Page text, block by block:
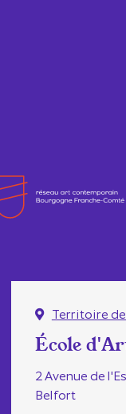
Territoire
École
2 Avenue de
Belfort